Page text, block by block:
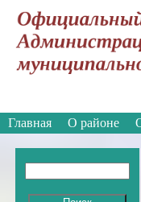
Версия
Главная О районе